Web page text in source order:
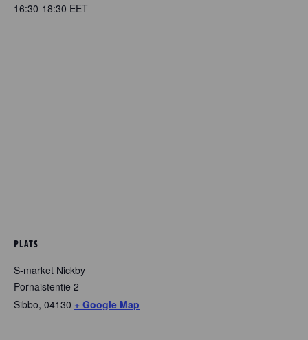
16:30-18:30 EET
PLATS
S-market Nickby
Pornaistentie 2
Sibbo, 04130 + Google Map